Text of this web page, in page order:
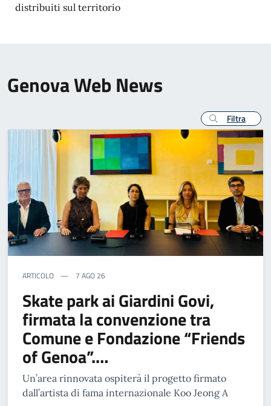
distribuiti sul territorio
Genova Web News
Filtra
ARTICOLO 7 AGO 26
Skate park ai Giardini Govi,
firmata la convenzione tra
Comune e Fondazione “Friends
of Genoa”.…
Un’area rinnovata ospiterà il progetto firmato
dall’artista di fama internazionale Koo Jeong A